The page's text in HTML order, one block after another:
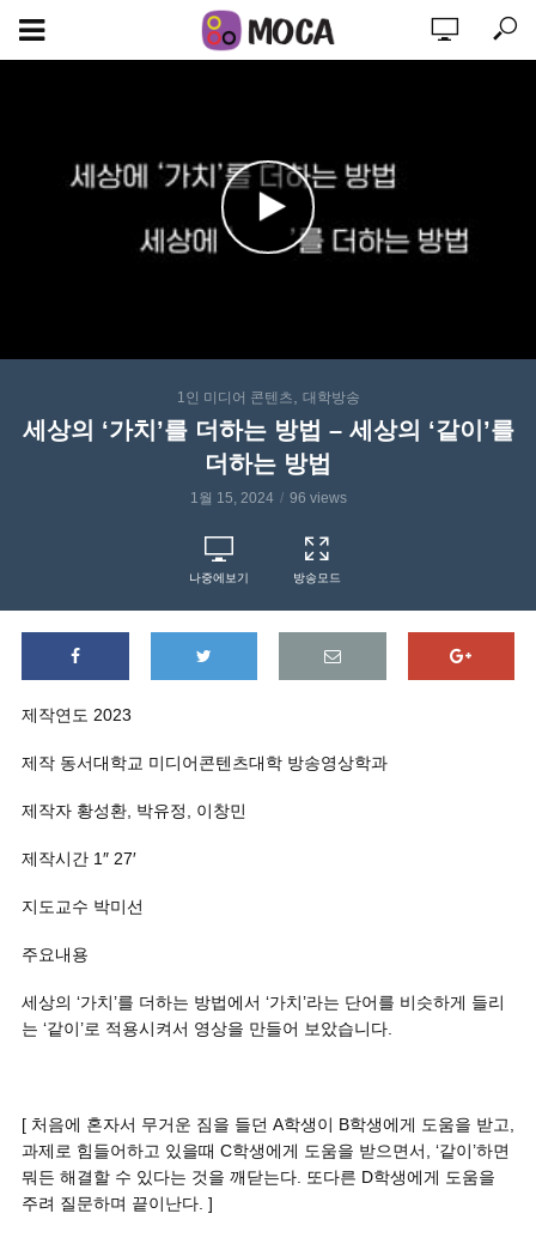
1인 미디어 콘텐츠 대학방송
세상의 ‘가치’를 더하는 방법 – 세상의 ‘같이’를
더하는 방법
1월 15, 2024 96 views
나중에보기 방송모드
제작연도 2023
제작 동서대학교 미디어콘텐츠대학 방송영상학과
제작자 황성환, 박유정, 이창민
제작시간 1″ 27′
지도교수 박미선
주요내용
세상의 ‘가치’를 더하는 방법에서 ‘가치’라는 단어를 비슷하게 들리
는 ‘같이’로 적용시켜서 영상을 만들어 보았습니다.
[ 처음에 혼자서 무거운 짐을 들던 A학생이 B학생에게 도움을 받고,
과제로 힘들어하고 있을때 C학생에게 도움을 받으면서, ‘같이’하면
뭐든 해결할 수 있다는 것을 깨닫는다. 또다른 D학생에게 도움을
주려 질문하며 끝이난다. ]